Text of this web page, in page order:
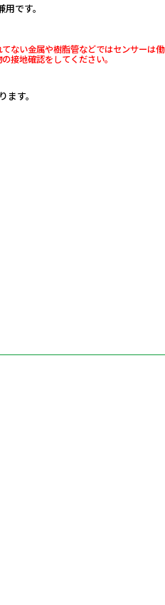
です。
ない金属や樹脂管などではセンサーは働
接地確認をしてください。
す。